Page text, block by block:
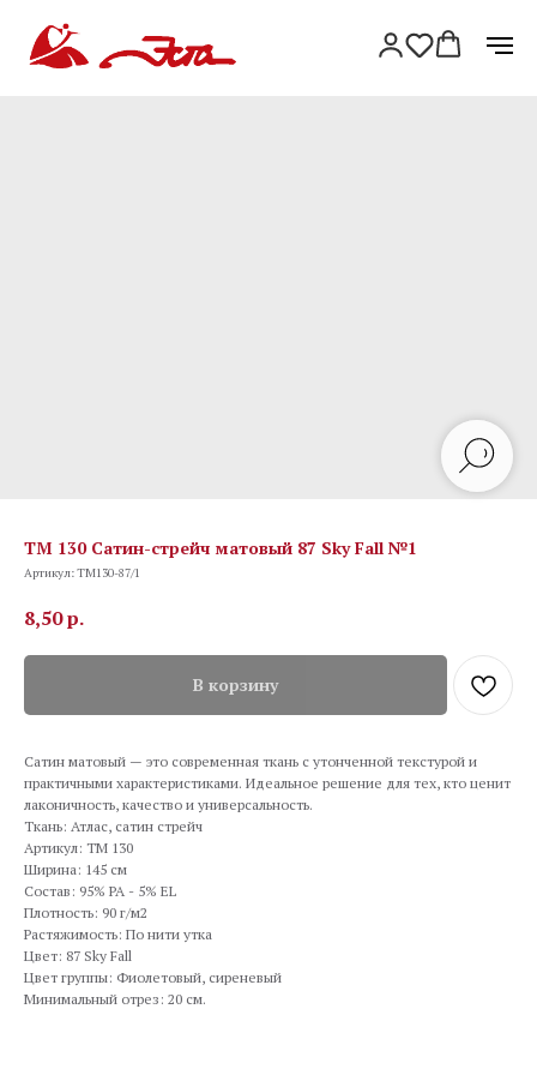
TM 130 Сатин-стрейч матовый 87 Sky Fall №1
Артикул:TM130-87/1
8,50р.
В корзину
Сатин матовый — это современная ткань с утонченной текстурой и
практичными характеристиками. Идеальное решение для тех, кто ценит
лаконичность, качество и универсальность.
Ткань: Атлас, сатин стрейч
Артикул: TM 130
Ширина: 145 см
Состав: 95% PA - 5% EL
Плотность: 90 г/м2
Растяжимость: По нити утка
Цвет: 87 Sky Fall
Цвет группы: Фиолетовый, сиреневый
Минимальный отрез: 20 см.